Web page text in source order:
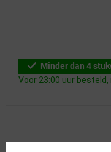
Minder dan 4
Voor 23:00 uur besteld,